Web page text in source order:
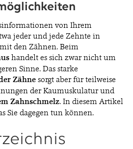
BLOG
& TERMINE
ALLE RECHTE VORBEHALTEN.
von Ihrem
jeder und jede Zehnte in
den Zähnen. Beim
handelt es sich zwar nicht um
Sinne. Das starke
Zähne sorgt aber für teilweise
der Kaumuskulatur und
Zahnschmelz. In diesem Artikel
Sie dagegen tun können.